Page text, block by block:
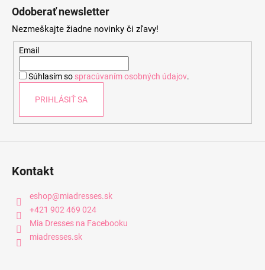
Odoberať newsletter
Nezmeškajte žiadne novinky či zľavy!
Email
Súhlasím so spracúvaním osobných údajov.
PRIHLÁSIŤ SA
Kontakt
eshop@miadresses.sk
+421 902 469 024
Mia Dresses na Facebooku
miadresses.sk